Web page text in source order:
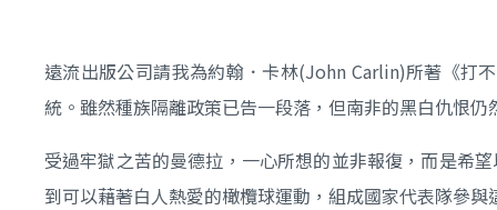
遠流出版公司請我為約翰．卡林(John Carlin)所著《打
統。雖然種族隔離政策已告一段落，但南非的黑白仇恨
受過牢獄之苦的曼德拉，一心所想的並非報復，而是希
到可以藉著白人熱愛的橄欖球運動，組成國家代表隊參